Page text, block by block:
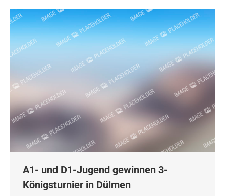
A1- und D1-Jugend gewinnen 3-
Königsturnier in Dülmen